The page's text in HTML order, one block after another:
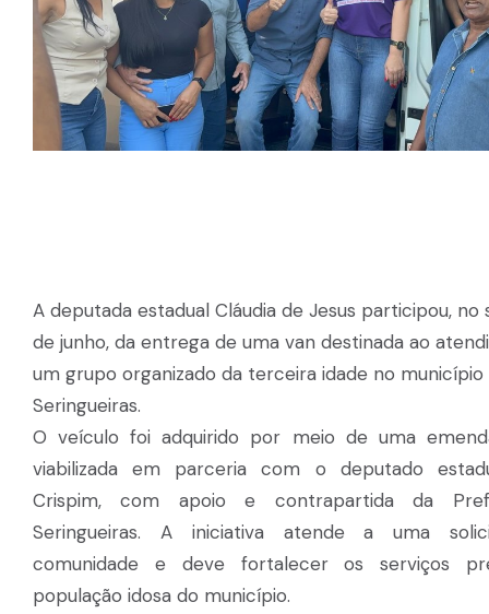
A deputada estadual Cláudia de Jesus participou, no
de junho, da entrega de uma van destinada ao
um grupo organizado da terceira idade no município
Seringueiras.
O veículo foi adquirido por meio de uma
viabilizada em parceria com o deputado
Crispim, com apoio e contrapartida da
Seringueiras. A iniciativa atende a uma
comunidade e deve fortalecer os serviços
população idosa do município.